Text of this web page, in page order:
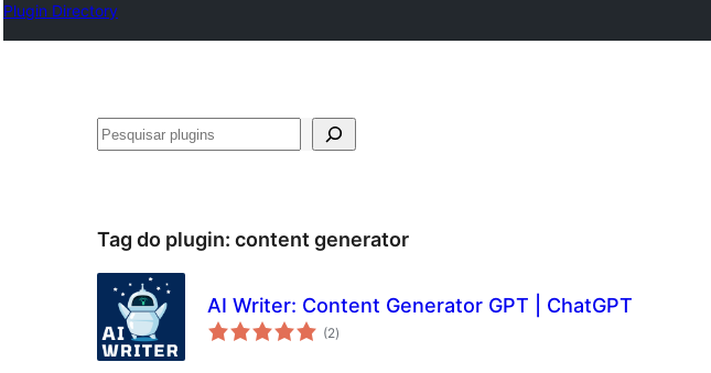
Plugin Directory
Pesquisar
Tag do plugin: content generator
AI Writer: Content Generator GPT | ChatGPT
(2avaliações
totais
)